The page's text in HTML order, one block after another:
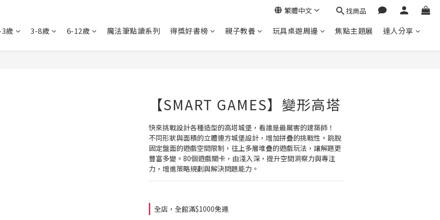
繁體中文 找商品
歲 3-8歲 6-12歲 魔法筆點讀系列 得獎好書榜 親子教養 玩具桌遊周邊 焦點主題展 達人分享
【SMART GAMES】變形高塔
快來挑戰設計各種造型的高塔城堡，看誰是最厲害的建築師！
不同形狀與面積的立體連方城堡設計，增加拼疊的挑戰性。跳脫
固定盤面的遊戲空間限制，往上多層堆疊的遊戲玩法，讓解題更
豐富多變。80個遊戲關卡，由淺入深，提升空間洞察力與專注
力，增進策略規劃與解決問題能力。
全店，全館滿$1000免運